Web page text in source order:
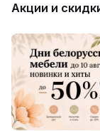
Акции и